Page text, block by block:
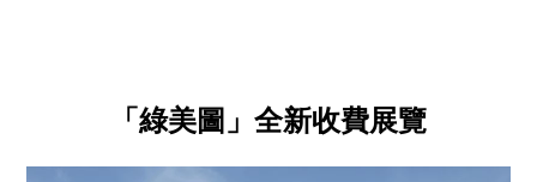
「綠美圖」全新收費展覽